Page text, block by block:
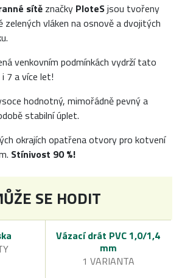
sítě značky PloteSjsou tvořeny
zelených vláken na osnově a dvojitých
venkovním podmínkách vydrží tato
7 a více let!
hodnotný, mimořádně pevný a
stabilní úplet.
okrajích opatřena otvory pro kotvení
Stínivost 90 %!
SE HODIT
Vázací drát PVC 1,0/1,4
mm
1 VARIANTA